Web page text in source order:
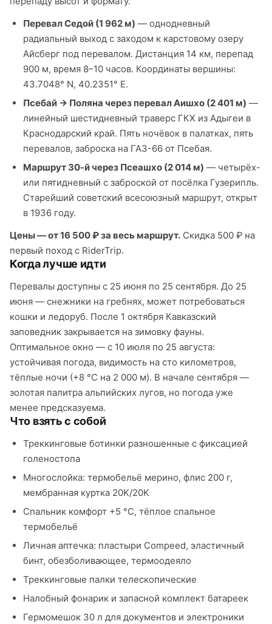
Перевал Седой (1 962 м) — однодневный
радиальный выход с заходом к карстовому озеру
Айсберг под перевалом. Дистанция 14 км, перепад
900 м, время 8–10 часов. Координаты вершины:
43.7048° N, 40.2351° E.
Псебай → Поляна через перевал Аишхо (2 401 м) —
линейный шестидневный траверс ГКХ из Адыгеи в
Краснодарский край. Пять ночёвок в палатках, пять
перевалов, заброска на ГАЗ-66 от Псебая.
Маршрут 30-й через Псеашхо (2 014 м) — четырёх-
или пятидневный с заброской от посёлка Гузерипль.
Старейший советский всесоюзный маршрут, открыт
в 1936 году.
Цены — от 16 500 ₽ за весь маршрут. Скидка 500 ₽ на
первый поход с RiderTrip.
Когда лучше идти
Перевалы доступны с 25 июня по 25 сентября. До 25
июня — снежники на гребнях, может потребоваться
кошки и ледоруб. После 1 октября Кавказский
заповедник закрывается на зимовку фауны.
Оптимальное окно — с 10 июля по 25 августа:
устойчивая погода, видимость на сто километров,
тёплые ночи (+8 °C на 2 000 м). В начале сентября —
золотая палитра альпийских лугов, но погода уже
менее предсказуема.
Что взять с собой
Треккинговые ботинки разношенные с фиксацией
голеностопа
Многослойка: термобельё мерино, флис 200 г,
мембранная куртка 20K/20K
Спальник комфорт +5 °C, тёплое спальное
термобельё
Личная аптечка: пластыри Compeed, эластичный
бинт, обезболивающее, термоодеяло
Треккинговые палки телескопические
Налобный фонарик и запасной комплект батареек
Гермомешок 30 л для документов и электроники